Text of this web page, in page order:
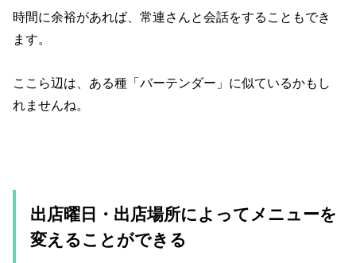
時間に余裕があれば、常連さんと会話をすることもでき
ます。
ここら辺は、ある種「バーテンダー」に似ているかもし
れませんね。
出店曜日・出店場所によってメニューを
変えることができる